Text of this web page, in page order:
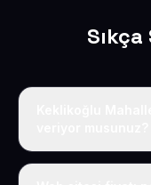
Evet, Keklikoğlu